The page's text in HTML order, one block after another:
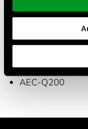
Zertifizierungen
ISO 9001
IATF 16949
AEC-Q200